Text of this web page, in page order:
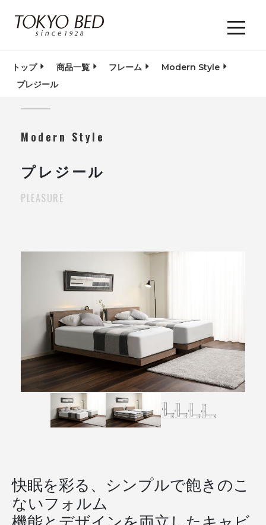
トップ 商品一覧 フレーム
Modern Style
プレジール
Modern Style
プレジール
PLEASURE
快眠を彩る、シンプルで飽きのこ
ないフォルム